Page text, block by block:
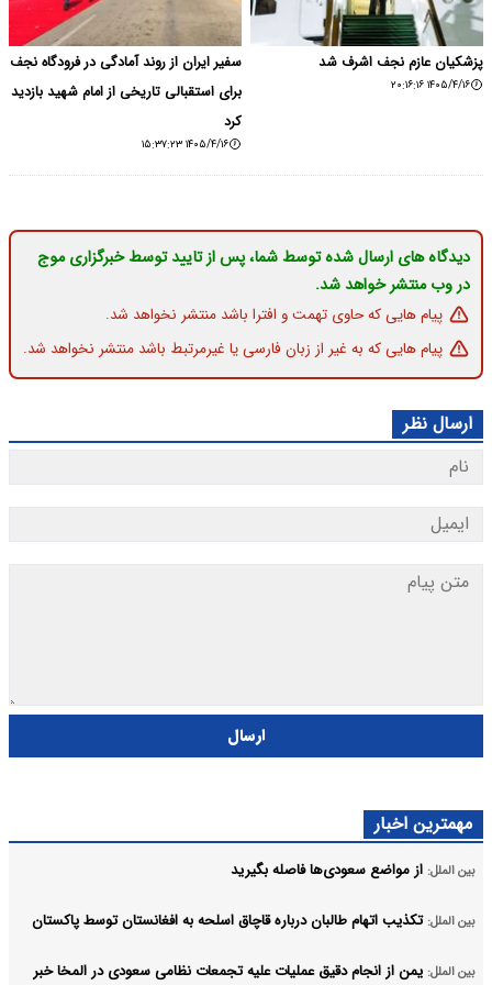
پزشکیان عازم نجف اشرف شد
۱۴۰۵/۴/۱۶ ۲۰:۱۶:۱۶
سفیر ایران از روند آمادگی در فرودگاه نجف
برای استقبالی تاریخی از امام شهید بازدید
کرد
۱۴۰۵/۴/۱۶ ۱۵:۳۷:۲۳
دیدگاه های ارسال شده توسط شما، پس از تایید توسط خبرگزاری موج
در وب منتشر خواهد شد.
پیام هایی که حاوی تهمت و افترا باشد منتشر نخواهد شد.
پیام هایی که به غیر از زبان فارسی یا غیرمرتبط باشد منتشر نخواهد شد.
ارسال نظر
ارسال
مهمترین اخبار
بین الملل: از مواضع سعودی‌ها فاصله بگیرید
بین الملل: تکذیب اتهام طالبان درباره قاچاق اسلحه به افغانستان توسط پاکستان
بین الملل: یمن از انجام دقیق عملیات علیه تجمعات نظامی سعودی در المخا خبر